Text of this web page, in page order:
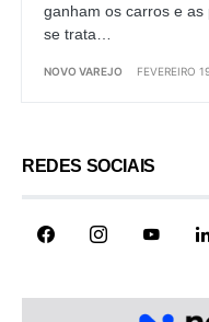
ganham os carros e
se trata…
NOVO VAREJO FEVEREIRO
REDES SOCIAIS